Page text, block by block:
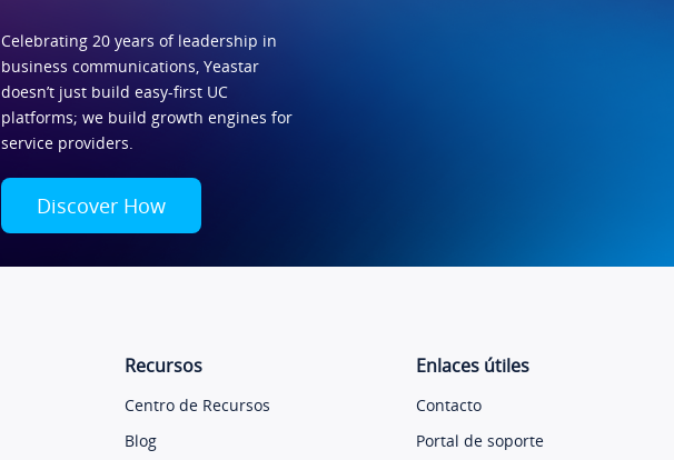
Celebrating 20 years of leadership in
business communications, Yeastar
doesn’t just build easy-first UC
platforms; we build growth engines for
service providers.
Discover How
Recursos
Centro de Recursos
Blog
Enlaces útiles
Contacto
Portal de soporte